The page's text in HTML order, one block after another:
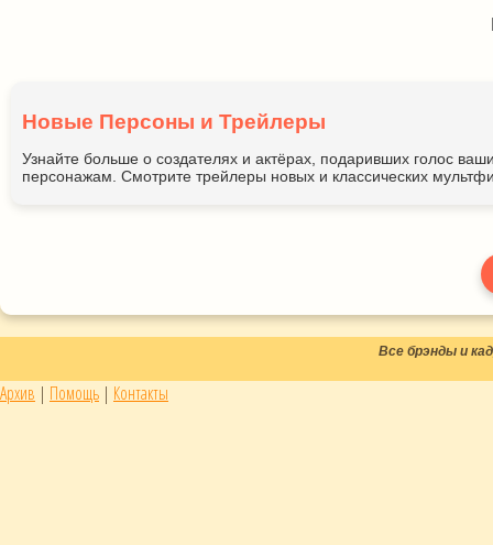
Новые Персоны и Трейлеры
Узнайте больше о создателях и актёрах, подаривших голос
персонажам. Смотрите трейлеры новых и классических
Все брэнды и
Архив | Помощь | Контакты